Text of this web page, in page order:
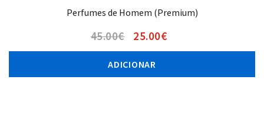
Perfumes de Homem (Premium)
45.00€ 25.00€
ADICIONAR